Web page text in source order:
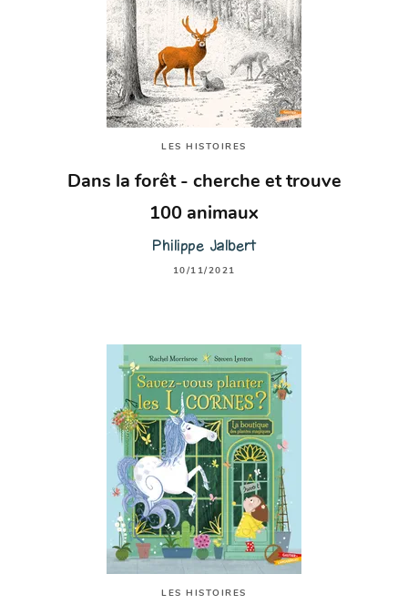
LES HISTOIRES
Dans la forêt - cherche et trouve
100 animaux
Philippe Jalbert
10/11/2021
LES HISTOIRES